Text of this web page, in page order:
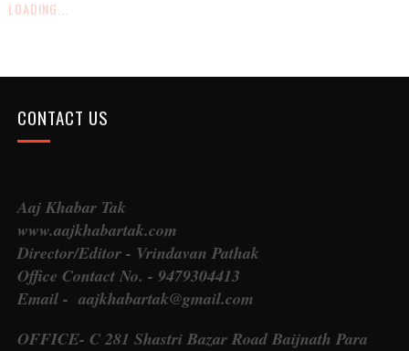
LOADING...
CONTACT US
Aaj Khabar Tak
www.aajkhabartak.com
Director/Editor - Vrindavan Pathak
Office Contact No. - 9479304413
Email - aajkhabartak@gmail.com
OFFICE- C 281 Shastri Bazar Road Baijnath Para